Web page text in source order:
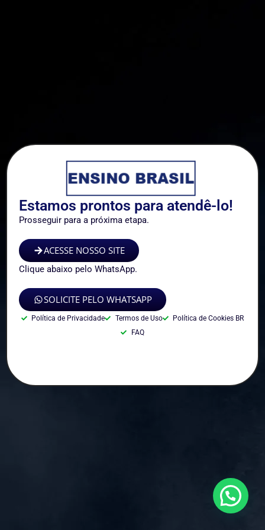
Estamos prontos para atendê-lo!
Prosseguir para a próxima etapa.
ACESSE NOSSO SITE
Clique abaixo pelo WhatsApp.
SOLICITE PELO WHATSAPP
Política de Privacidade Termos de Uso
Política de Cookies BR
FAQ